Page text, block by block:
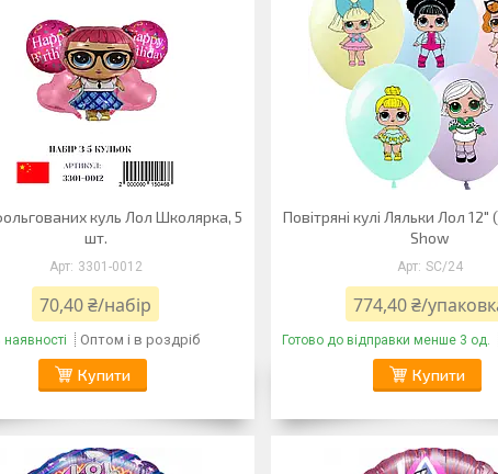
куль Лол Школярка, 5
шт.
3301-0012
70,40 ₴/набір
наявності Оптом і в роздріб
Купити
Повітряні кулі Ляльки Лол
Show
SC/24
774,40 ₴/
Готово до відправки менше 3 од.
Купити